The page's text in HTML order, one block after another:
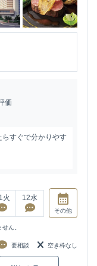
価
すぐで分かりやす
火 12水
その他
ん。
要相談 空き枠なし